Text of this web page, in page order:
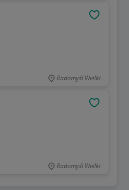
Radomyśl Wielki
Radomyśl Wielki